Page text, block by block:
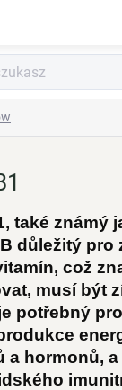
také známý
důležitý pro
což
musí být
potřebný
a hormonů,